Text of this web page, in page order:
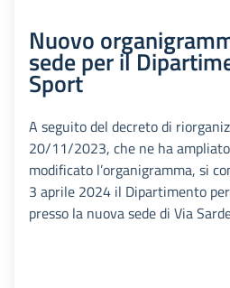
Nuovo
sede per il
Sport
A seguito del decreto di
20/11/2023, che ne ha
modificato l’organigramma, si
3 aprile 2024 il Dipartimento
presso la nuova sede di Via